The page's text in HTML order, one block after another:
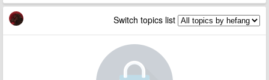
Switch topics list